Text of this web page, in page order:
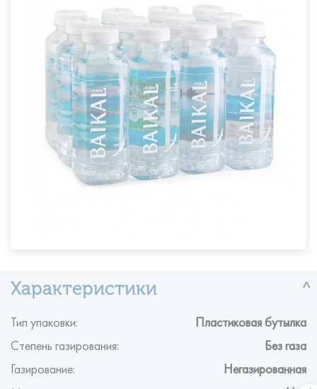
Тип упаковки: Пластиковая бутылка
Степень газирования: Без газа
Газирование: Негазированная